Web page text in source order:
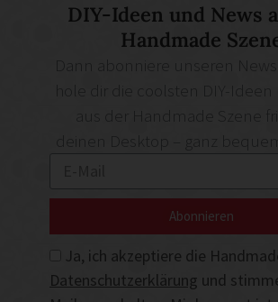
DIY-Ideen und News
Handmade
deinen Desktop – ganz
Ja, ich akzeptiere die
Datenschutzerklärung und
Abonnieren